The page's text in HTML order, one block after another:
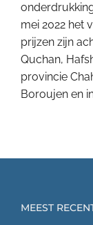
mei 2022 het
prijzen zijn
Quchan,
provincie
Boroujen en
MEEST